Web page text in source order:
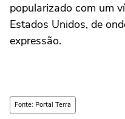
popularizado com um
Estados Unidos, de
expressão.
Fonte: Portal Terra